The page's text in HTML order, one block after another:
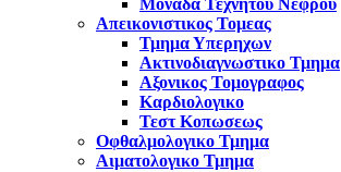
Μονάδα Τεχνητού Νεφρού
Απεικονιστικος Τομεας
Τμημα Υπερηχων
Ακτινοδιαγνωστικο Τμημα
Αξονικος Τομογραφος
Καρδιολογικο
Τεστ Κοπωσεως
Οφθαλμολογικο Τμημα
Αιματολογικο Τμημα